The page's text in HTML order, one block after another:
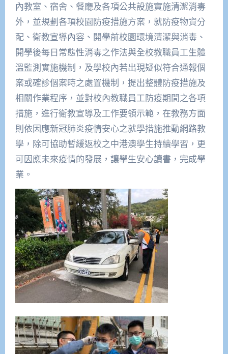
內教室、宿舍、餐廳及各項公共設施實施清潔消毒
外，並規劃各項校園防疫措施方案，就防疫物資分
配、衛教宣導內容、開學前校園環境清潔與消毒、
開學後每日常態性消毒之作法與全校教職員工生體
溫監測實施機制，及學校內若出現疑似符合通報個
案或確診個案時之處置機制，提出整體防疫措施及
相關作業程序，並對校內教職員工防疫期間之各項
措施，進行衛教宣導及工作要領示範，在教務方面
則依因應新冠肺炎疫情安心之就學措施推動網路教
學，除可協助暫緩返校之中港澳學生持續學習，更
可因應未來疫情的發展，讓學生安心讀書，完成學
業。